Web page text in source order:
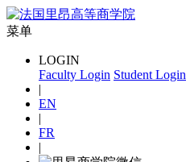
菜单
LOGIN
Faculty Login Student Login
|
EN
|
FR
|